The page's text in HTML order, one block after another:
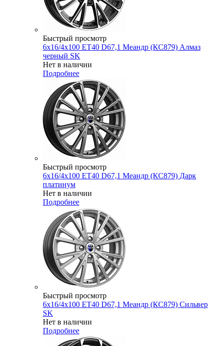
Быстрый просмотр
6x16/4x100 ET40 D67,1 Меандр (КС879) Алмаз
черный SK
Нет в наличии
Подробнее
Быстрый просмотр
6x16/4x100 ET40 D67,1 Меандр (КС879) Дарк
платинум
Нет в наличии
Подробнее
Быстрый просмотр
6x16/4x100 ET40 D67,1 Меандр (КС879) Сильвер
SK
Нет в наличии
Подробнее